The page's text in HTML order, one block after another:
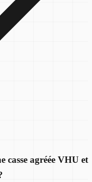
casse agréée VHU et